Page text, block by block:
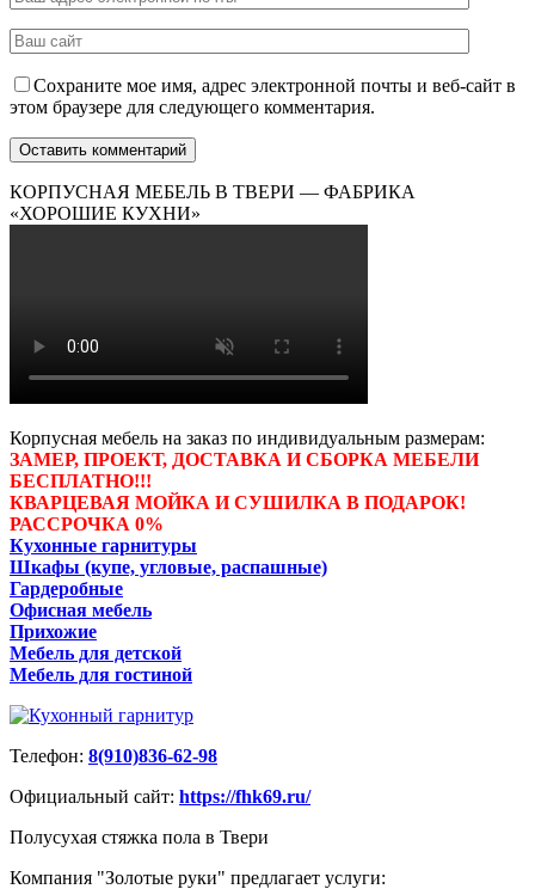
Сохраните мое имя, адрес электронной почты и веб-сайт в
этом браузере для следующего комментария.
КОРПУСНАЯ МЕБЕЛЬ В ТВЕРИ — ФАБРИКА
«ХОРОШИЕ КУХНИ»
Корпусная мебель на заказ по индивидуальным размерам:
ЗАМЕР, ПРОЕКТ, ДОСТАВКА И СБОРКА МЕБЕЛИ
БЕСПЛАТНО!!!
КВАРЦЕВАЯ МОЙКА И СУШИЛКА В ПОДАРОК!
РАССРОЧКА 0%
Кухонные гарнитуры
Шкафы (купе, угловые, распашные)
Гардеробные
Офисная мебель
Прихожие
Мебель для детской
Мебель для гостиной
Телефон: 8(910)836-62-98
Официальный сайт: https://fhk69.ru/
Полусухая стяжка пола в Твери
Компания "Золотые руки" предлагает услуги: